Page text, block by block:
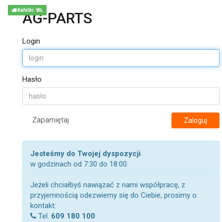
AG-PARTS
Login
Hasło
Zapamiętaj Zaloguj
Jesteśmy do Twojej dyspozycji
w godzinach od 7:30 do 18:00.
Jeżeli chciałbyś nawiązać z nami współpracę, z
przyjemnością odezwiemy się do Ciebie, prosimy o
kontakt:
Tel. 609 180 100
Kafelki: WŁ